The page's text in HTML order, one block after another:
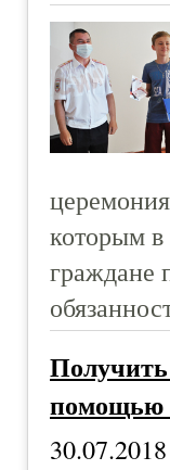
которым
граждане
Получить
помощью